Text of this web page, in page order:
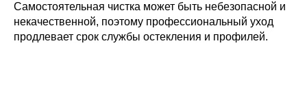
Самостоятельная чистка может быть небезопасной и
некачественной, поэтому профессиональный уход
продлевает срок службы остекления и профилей.